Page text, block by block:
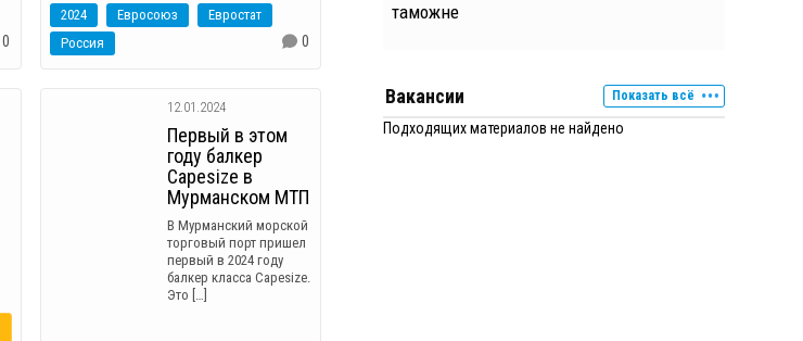
0
2024 Евросоюз
Евростат
Россия
0
12.01.2024
Первый в этом
году балкер
Capesize в
Мурманском МТП
В Мурманский морской
торговый порт пришел
первый в 2024 году
балкер класса Capesize.
Это […]
таможне
Вакансии Показать всё
Подходящих материалов не найдено